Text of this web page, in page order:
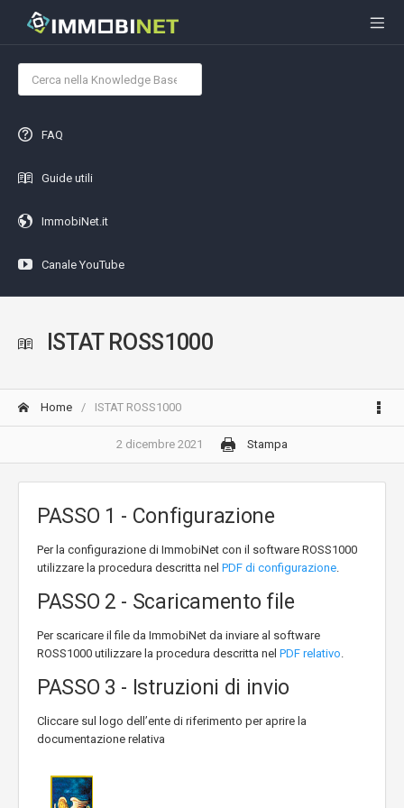
FAQ
Guide utili
ImmobiNet.it
Canale YouTube
ISTAT ROSS1000
Home ISTAT ROSS1000
2 dicembre 2021 Stampa
PASSO 1 - Configurazione
Per la configurazione di ImmobiNet con il software ROSS1000
utilizzare la procedura descritta nel PDF di configurazione.
PASSO 2 - Scaricamento file
Per scaricare il file da ImmobiNet da inviare al software
ROSS1000 utilizzare la procedura descritta nel PDF relativo.
PASSO 3 - Istruzioni di invio
Cliccare sul logo dell’ente di riferimento per aprire la
documentazione relativa